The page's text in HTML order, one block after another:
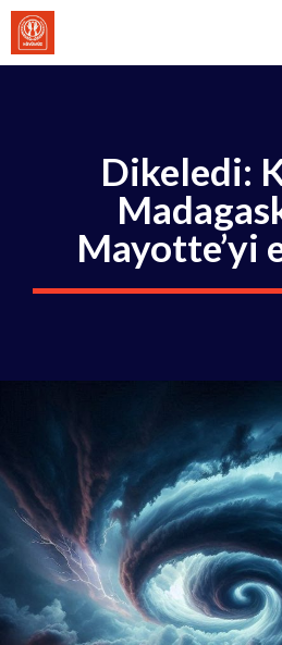
İçeriğe
atla
Dikeledi:
Mayotte’yi